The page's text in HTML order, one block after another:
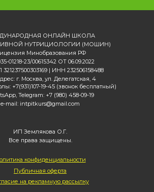
ИП Землякова О.Г.
Все права защищены.
+7(931)107-19-45 (звонок бесплатный)
Telegram: +7 (980) 458-09-19
e-mail: intpitkurs@gmail.com
ОНЛАЙН ШКОЛА
НУТРИЦИОЛОГИИ (МОШИН)
Минобразования РФ
01218-23/00615342 ОТ 06.09.2022
| ИНН 232506158488
г. Москва, ул. Делегатская, 4
конфиденциальности
Публичная оферта
на рекламную рассылку